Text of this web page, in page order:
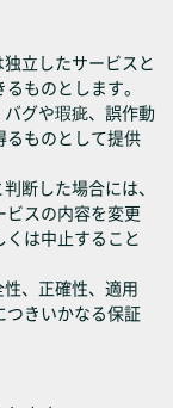
立したサービスと
ものとします。
グや瑕疵、誤作動
るものとして提供
断した場合には、
スの内容を変更
は中止すること
、正確性、適用
つきいかなる保証